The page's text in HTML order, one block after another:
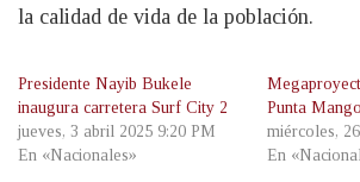
la calidad de vida de la población.
Presidente Nayib Bukele
inaugura carretera Surf City 2
jueves, 3 abril 2025 9:20 PM
En «Nacionales»
Punta
miércoles,
En